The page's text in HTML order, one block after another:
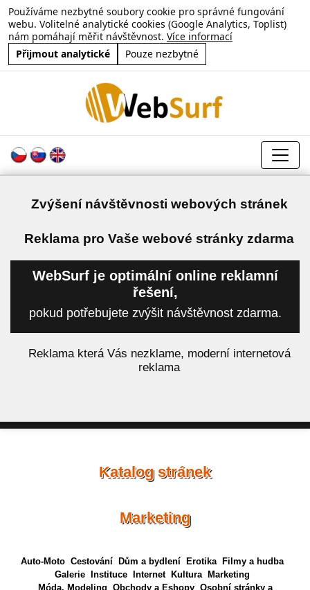
Používáme nezbytné soubory cookie pro správné fungování
webu. Volitelné analytické cookies (Google Analytics, Toplist)
nám pomáhají měřit návštěvnost. Více informací
Přijmout analytické
Pouze nezbytné
Zvýšení návštěvnosti webových stránek
Reklama pro Vaše webové stránky zdarma
WebSurf je optimální online reklamní
řešení,
pokud potřebujete zvýšit návštěvnost zdarma.
Reklama která Vás nezklame, moderní internetová
reklama
Katalog stránek
Marketing
Auto-Moto Cestování Dům a bydlení Erotika
Filmy a hudba
Galerie
Instituce Internet Kultura
Marketing
Móda, Modeling Obchody a Eshopy Osobní stránky a